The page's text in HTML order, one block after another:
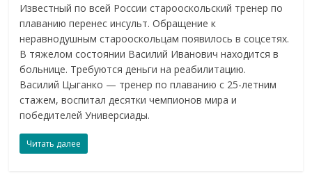
Известный по всей России старооскольский тренер по
плаванию перенес инсульт. Обращение к
неравнодушным старооскольцам появилось в соцсетях.
В тяжелом состоянии Василий Иванович находится в
больнице. Требуются деньги на реабилитацию.
Василий Цыганко — тренер по плаванию с 25-летним
стажем, воспитал десятки чемпионов мира и
победителей Универсиады.
Читать далее